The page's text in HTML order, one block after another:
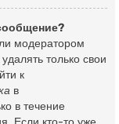
модератором
только свои
к
в
в течение